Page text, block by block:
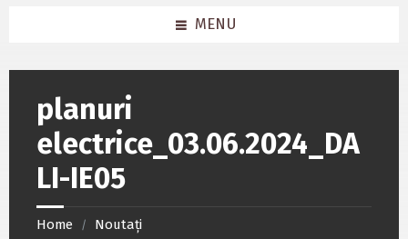
MENU
planuri
electrice_03.06.2024_DA
LI-IE05
Home / Noutați